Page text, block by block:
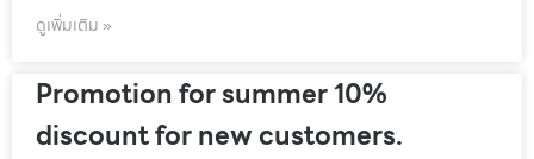
ดูเพิ่มเติม »
Promotion for summer 10%
discount for new customers.